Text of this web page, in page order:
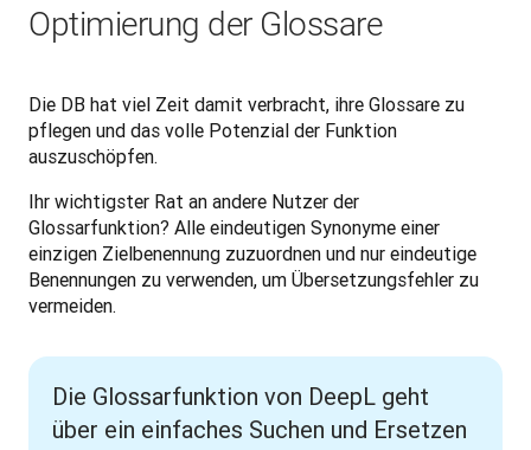
Optimierung der Glossare
Die DB hat viel Zeit damit verbracht, ihre Glossare zu
pflegen und das volle Potenzial der Funktion
auszuschöpfen.
Ihr wichtigster Rat an andere Nutzer der
Glossarfunktion? Alle eindeutigen Synonyme einer
einzigen Zielbenennung zuzuordnen und nur eindeutige
Benennungen zu verwenden, um Übersetzungsfehler zu
vermeiden.
Die Glossarfunktion von DeepL geht
über ein einfaches Suchen und Ersetzen